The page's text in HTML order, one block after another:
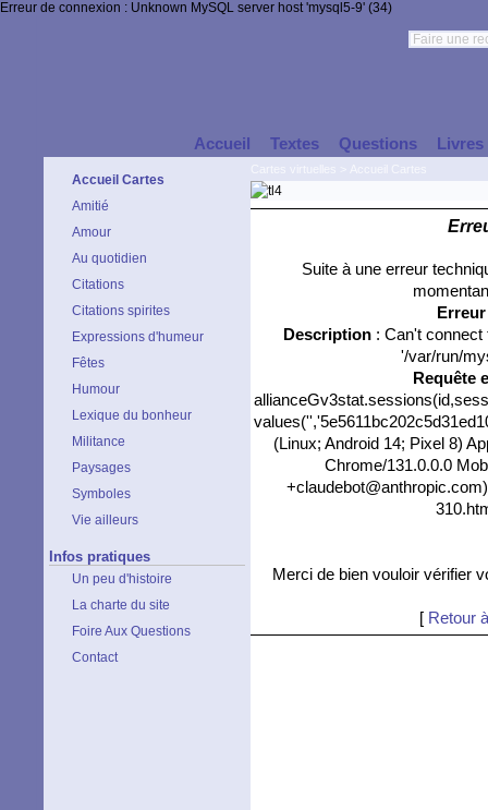
Erreur de connexion : Unknown MySQL server host 'mysql5-9' (34)
Accueil Textes Questions Livres
Accueil Cartes
Amitié
Amour
Au quotidien
Citations
Citations spirites
Expressions d'humeur
Fêtes
Humour
Lexique du bonheur
Militance
Paysages
Symboles
Vie ailleurs
Infos pratiques
Un peu d'histoire
La charte du site
Foire Aux Questions
Contact
Suite à une erreur
Description: Can't connect
'/var/run/
Requête
(Linux; Android 14; Pixel 8)
Chrome/131.0.0.0
Merci de bien vouloir vérifier
[ Retour